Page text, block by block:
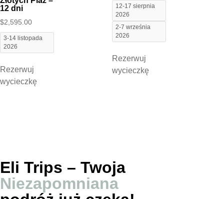
12 dni
$2,595.00
3-14 listopada
2026
Rezerwuj
wycieczkę
12-17 sierpnia
2026
2-7 września
2026
Rezerwuj
wycieczkę
Eli Trips – Twoja
Niezapomniana